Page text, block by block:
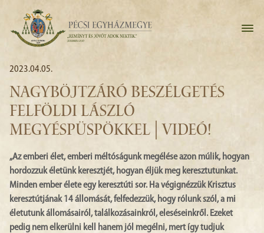
2023.04.05.
NAGYBÖJTZÁRÓ BESZÉLGETÉS
FELFÖLDI LÁSZLÓ
MEGYÉSPÜSPÖKKEL | VIDEÓ!
„Az emberi élet, emberi méltóságunk megélése azon múlik, hogyan
hordozzuk életünk keresztjét, hogyan éljük meg keresztutunkat.
Minden ember élete egy keresztúti sor. Ha végignézzük Krisztus
keresztútjának 14 állomását, felfedezzük, hogy rólunk szól, a mi
életutunk állomásairól, találkozásainkról, eleséseinkről. Ezeket
pedig nem elkerülni kell hanem jól megélni, mert így tudjuk